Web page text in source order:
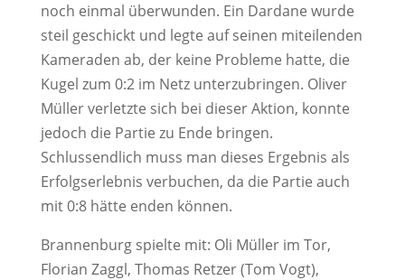
noch einmal überwunden. Ein Dardane wurde
steil geschickt und legte auf seinen miteilenden
Kameraden ab, der keine Probleme hatte, die
Kugel zum 0:2 im Netz unterzubringen. Oliver
Müller verletzte sich bei dieser Aktion, konnte
jedoch die Partie zu Ende bringen.
Schlussendlich muss man dieses Ergebnis als
Erfolgserlebnis verbuchen, da die Partie auch
mit 0:8 hätte enden können.
Brannenburg spielte mit: Oli Müller im Tor,
Florian Zaggl, Thomas Retzer (Tom Vogt),